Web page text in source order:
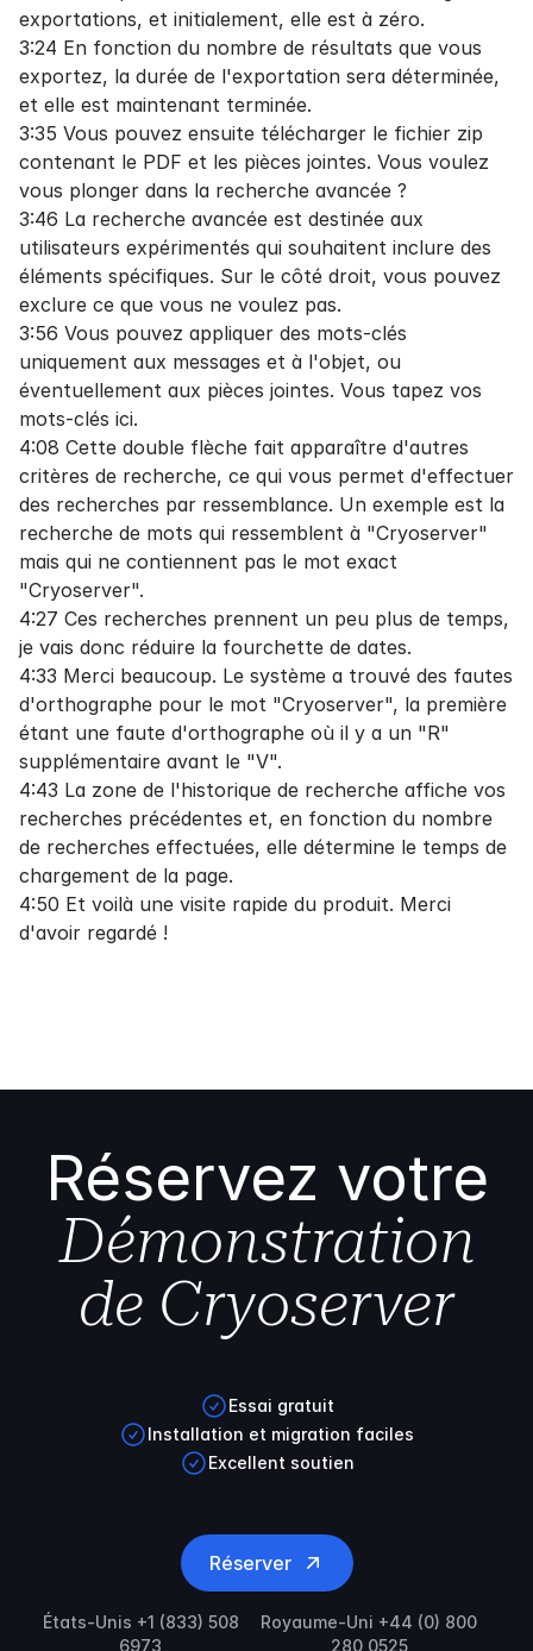
exportations, et initialement, elle est à zéro.
3:24 En fonction du nombre de résultats que vous
exportez, la durée de l'exportation sera déterminée,
et elle est maintenant terminée.
3:35 Vous pouvez ensuite télécharger le fichier zip
contenant le PDF et les pièces jointes. Vous voulez
vous plonger dans la recherche avancée ?
3:46 La recherche avancée est destinée aux
utilisateurs expérimentés qui souhaitent inclure des
éléments spécifiques. Sur le côté droit, vous pouvez
exclure ce que vous ne voulez pas.
3:56 Vous pouvez appliquer des mots-clés
uniquement aux messages et à l'objet, ou
éventuellement aux pièces jointes. Vous tapez vos
mots-clés ici.
4:08 Cette double flèche fait apparaître d'autres
critères de recherche, ce qui vous permet d'effectuer
des recherches par ressemblance. Un exemple est la
recherche de mots qui ressemblent à "Cryoserver"
mais qui ne contiennent pas le mot exact
"Cryoserver".
4:27 Ces recherches prennent un peu plus de temps,
je vais donc réduire la fourchette de dates.
4:33 Merci beaucoup. Le système a trouvé des fautes
d'orthographe pour le mot "Cryoserver", la première
étant une faute d'orthographe où il y a un "R"
supplémentaire avant le "V".
4:43 La zone de l'historique de recherche affiche vos
recherches précédentes et, en fonction du nombre
de recherches effectuées, elle détermine le temps de
chargement de la page.
4:50 Et voilà une visite rapide du produit. Merci
d'avoir regardé !
Réservez votre
Démonstration
de Cryoserver
Essai gratuit
Installation et migration faciles
Excellent soutien
Réserver
États-Unis +1 (833) 508
6973
Royaume-Uni +44 (0) 800
280 0525